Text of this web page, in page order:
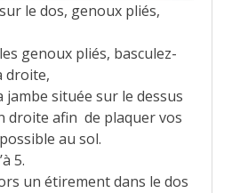
le dos, genoux pliés,
genoux pliés, basculez-
droite,
jambe située sur le dessus
droite afin de plaquer vos
au sol.
5.
un étirement dans le dos